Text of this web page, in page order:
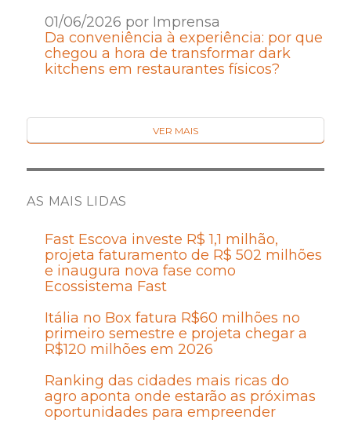
01/06/2026 por Imprensa
Da conveniência à experiência: por que
chegou a hora de transformar dark
kitchens em restaurantes físicos?
VER MAIS
AS MAIS LIDAS
Fast Escova investe R$ 1,1 milhão,
projeta faturamento de R$ 502 milhões
e inaugura nova fase como
Ecossistema Fast
Itália no Box fatura R$60 milhões no
primeiro semestre e projeta chegar a
R$120 milhões em 2026
Ranking das cidades mais ricas do
agro aponta onde estarão as próximas
oportunidades para empreender